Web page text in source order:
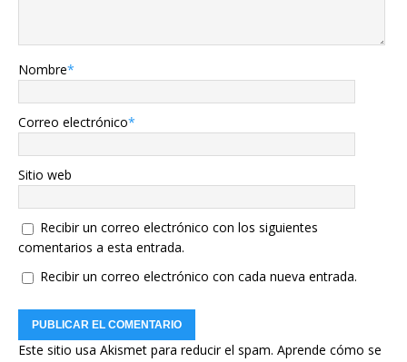
Nombre*
Correo electrónico*
Sitio web
Recibir un correo electrónico con los siguientes
comentarios a esta entrada.
Recibir un correo electrónico con cada nueva entrada.
Este sitio usa Akismet para reducir el spam. Aprende cómo se